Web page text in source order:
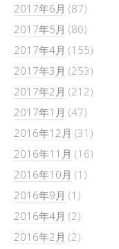
2017年6月 (87)
2017年5月 (80)
2017年4月 (155)
2017年3月 (253)
2017年2月 (212)
2017年1月 (47)
2016年12月 (31)
2016年11月 (16)
2016年10月 (1)
2016年9月 (1)
2016年4月 (2)
2016年2月 (2)